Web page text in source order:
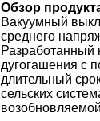
Обзор
Вакуумный
среднего
Разработанный
дугогашения с
длительный
сельских